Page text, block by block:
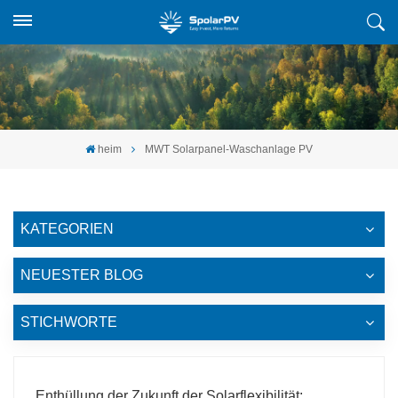
heim MWT Solarpanel-Waschanlage PV
KATEGORIEN
NEUESTER BLOG
STICHWORTE